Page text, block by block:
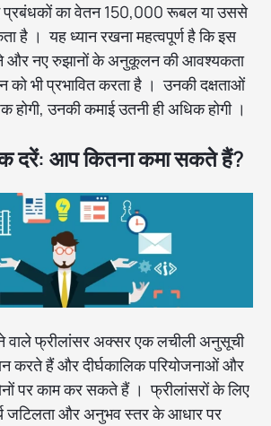
प्रबंधकों का वेतन 150,000 रूबल या उससे
है । यह ध्यान रखना महत्वपूर्ण है कि इस
और नए रुझानों के अनुकूलन की आवश्यकता
को भी प्रभावित करता है । उनकी दक्षताओं
होगी, उनकी कमाई उतनी ही अधिक होगी ।
दरें: आप कितना कमा सकते हैं?
वाले फ्रीलांसर अक्सर एक लचीली अनुसूची
करते हैं और दीर्घकालिक परियोजनाओं और
पर काम कर सकते हैं । फ्रीलांसरों के लिए
जटिलता और अनुभव स्तर के आधार पर